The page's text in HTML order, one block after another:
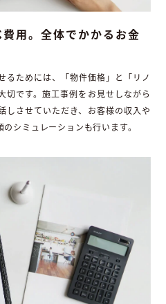
用。全体でかかるお金
るためには、「物件価格」と「リノ
切です。施工事例をお見せしながら
しさせていただき、お客様の収入や
シミュレーションも行います。